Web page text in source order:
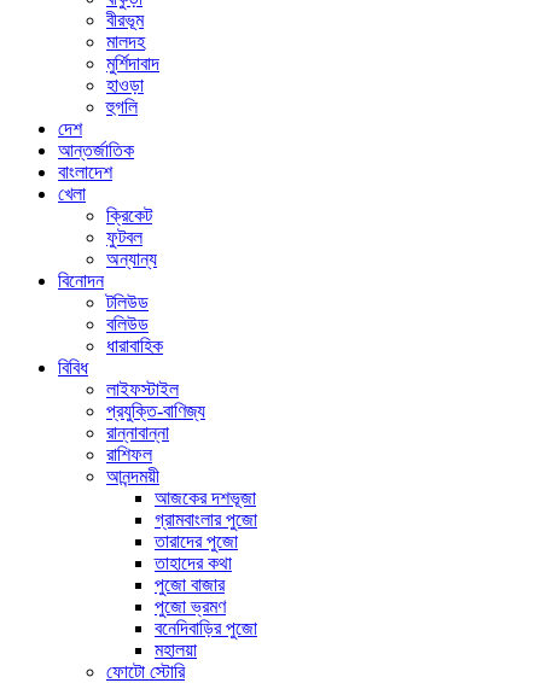
বীরভূম
মালদহ
মুর্শিদাবাদ
হাওড়া
হুগলি
দেশ
আন্তর্জাতিক
বাংলাদেশ
খেলা
ক্রিকেট
ফুটবল
অন্যান্য
বিনোদন
টলিউড
বলিউড
ধারাবাহিক
বিবিধ
লাইফস্টাইল
প্রযুক্তি-বাণিজ্য
রান্নাবান্না
রাশিফল
আনন্দময়ী
আজকের দশভূজা
গ্রামবাংলার পুজো
তারাদের পুজো
তাহাদের কথা
পুজো বাজার
পুজো ভ্রমণ
বনেদিবাড়ির পুজো
মহালয়া
ফোটো স্টোরি